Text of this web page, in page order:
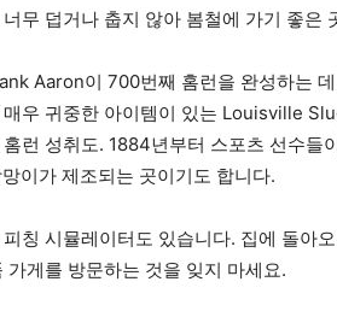
무 덥거나 춥지 않아 봄철에 가기 좋은
Aaron이 700번째 홈런을 완성하는
매우 귀중한 아이템이 있는 Louisville
런 성취도. 1884년부터 스포츠 선수들
이가 제조되는 곳이기도 합니다.
칭 시뮬레이터도 있습니다. 집에 돌아
게를 방문하는 것을 잊지 마세요.